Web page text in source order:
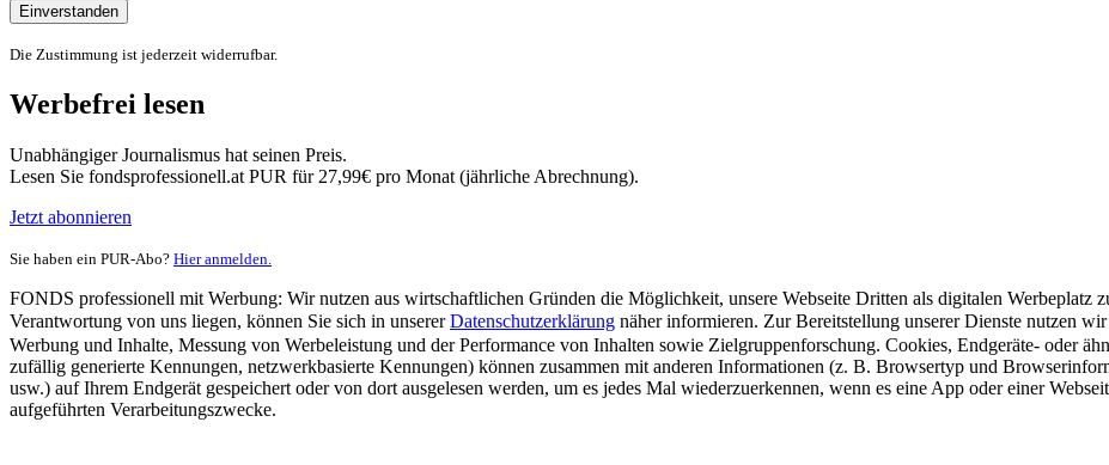
Einverstanden
Die Zustimmung ist jederzeit widerrufbar.
Werbefrei lesen
Unabhängiger Journalismus hat seinen Preis.
Lesen Sie fondsprofessionell.at PUR für 27,99€ pro Monat (jährliche Abrechnung).
Jetzt abonnieren
Sie haben ein PUR-Abo? Hier anmelden.
FONDS professionell mit Werbung: Wir nutzen aus wirtschaftlichen Gründen die Möglichkeit, unsere Webseite Dritten als digitalen Werbeplatz
Verantwortung von uns liegen, können Sie sich in unsererDatenschutzerklärung näher informieren. Zur Bereitstellung unserer Dienste nutzen
Werbung und Inhalte, Messung von Werbeleistung und der Performance von Inhalten sowie Zielgruppenforschung. Cookies, Endgeräte- oder
zufällig generierte Kennungen, netzwerkbasierte Kennungen) können zusammen mit anderen Informationen (z. B. Browsertyp und
usw.) auf Ihrem Endgerät gespeichert oder von dort ausgelesen werden, um es jedes Mal wiederzuerkennen, wenn es eine App oder einer
aufgeführten Verarbeitungszwecke.